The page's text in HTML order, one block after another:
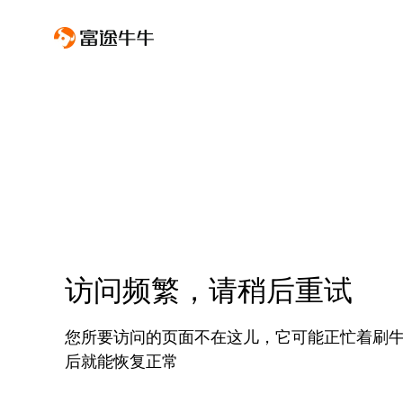
访问频繁，请稍后重试
您所要访问的页面不在这儿，它可能正忙着刷
后就能恢复正常